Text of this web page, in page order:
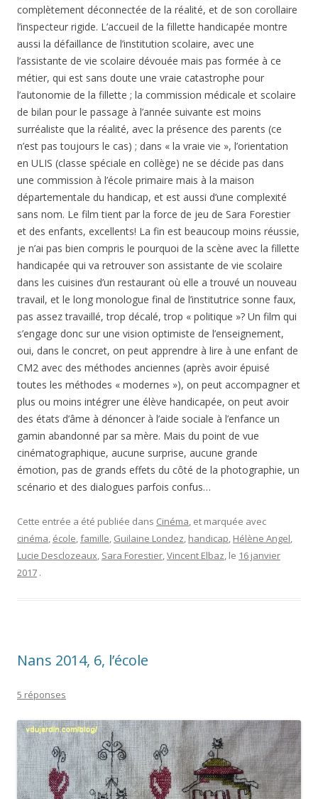
complètement déconnectée de la réalité, et de son corollaire
l’inspecteur rigide. L’accueil de la fillette handicapée montre
aussi la défaillance de l’institution scolaire, avec une
l’assistante de vie scolaire dévouée mais pas formée à ce
métier, qui est sans doute une vraie catastrophe pour
l’autonomie de la fillette ; la commission médicale et scolaire
de bilan pour le passage à l’année suivante est moins
surréaliste que la réalité, avec la présence des parents (ce
n’est pas toujours le cas) ; dans « la vraie vie », l’orientation
en ULIS (classe spéciale en collège) ne se décide pas dans
une commission à l’école primaire mais à la maison
départementale du handicap, et est aussi d’une complexité
sans nom. Le film tient par la force de jeu de Sara Forestier
et des enfants, excellents! La fin est beaucoup moins réussie,
je n’ai pas bien compris le pourquoi de la scène avec la fillette
handicapée qui va retrouver son assistante de vie scolaire
dans les cuisines d’un restaurant où elle a trouvé un nouveau
travail, et le long monologue final de l’institutrice sonne faux,
pas assez travaillé, trop décalé, trop « politique »? Un film qui
s’engage donc sur une vision optimiste de l’enseignement,
oui, dans le concret, on peut apprendre à lire à une enfant de
CM2 avec des méthodes anciennes (après avoir épuisé
toutes les méthodes « modernes »), on peut accompagner et
plus ou moins intégrer une élève handicapée, on peut avoir
des états d’âme à dénoncer à l’aide sociale à l’enfance un
gamin abandonné par sa mère. Mais du point de vue
cinématographique, aucune surprise, aucune grande
émotion, pas de grands effets du côté de la photographie, un
scénario et des dialogues parfois confus…
Cette entrée a été publiée dans Cinéma, et marquée avec
cinéma, école,famille, Guilaine Londez, handicap, Hélène Angel,
Lucie Desclozeaux, Sara Forestier,Vincent Elbaz, le 16 janvier
2017 .
Nans 2014, 6, l’école
5 réponses